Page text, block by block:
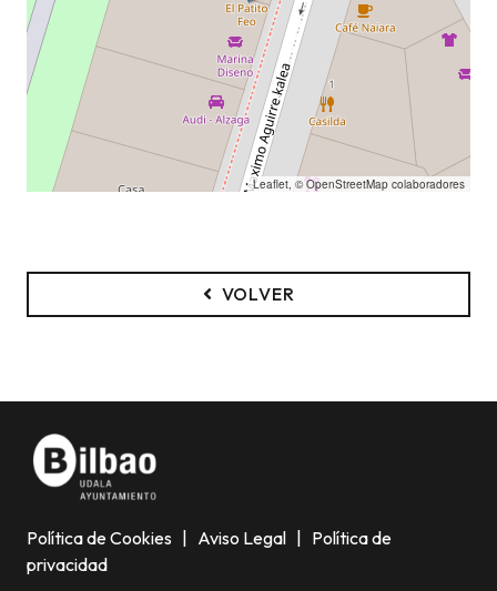
Leaflet, ©OpenStreetMap colaboradores
VOLVER
Política de Cookies | Aviso Legal | Política de
privacidad